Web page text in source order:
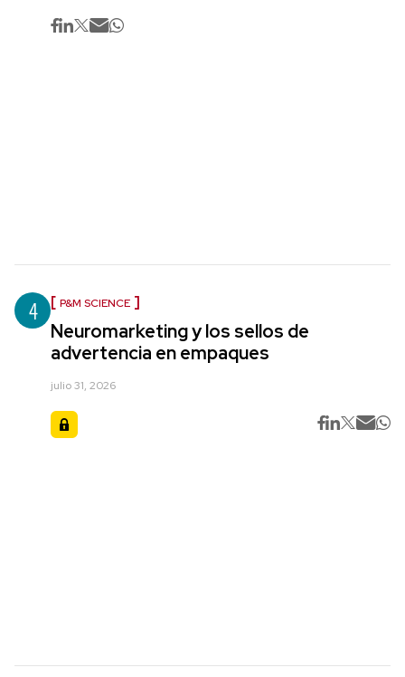
4 P&M SCIENCE
Neuromarketing y los sellos de
advertencia en empaques
julio 31, 2026